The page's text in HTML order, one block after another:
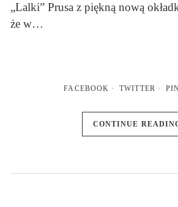
„Lalki” Prusa z piękną nową
że w…
FACEBOOK TWITTER
CONTINUE